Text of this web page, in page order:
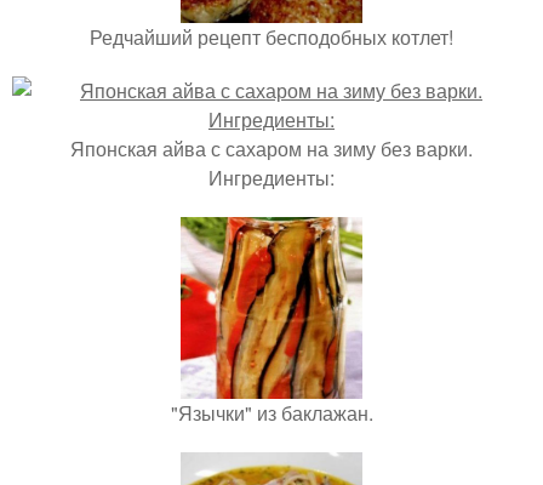
Редчайший рецепт бесподобных котлет!
Японская айва с сахаром на зиму без варки.
Ингредиенты:
"Язычки" из баклажан.